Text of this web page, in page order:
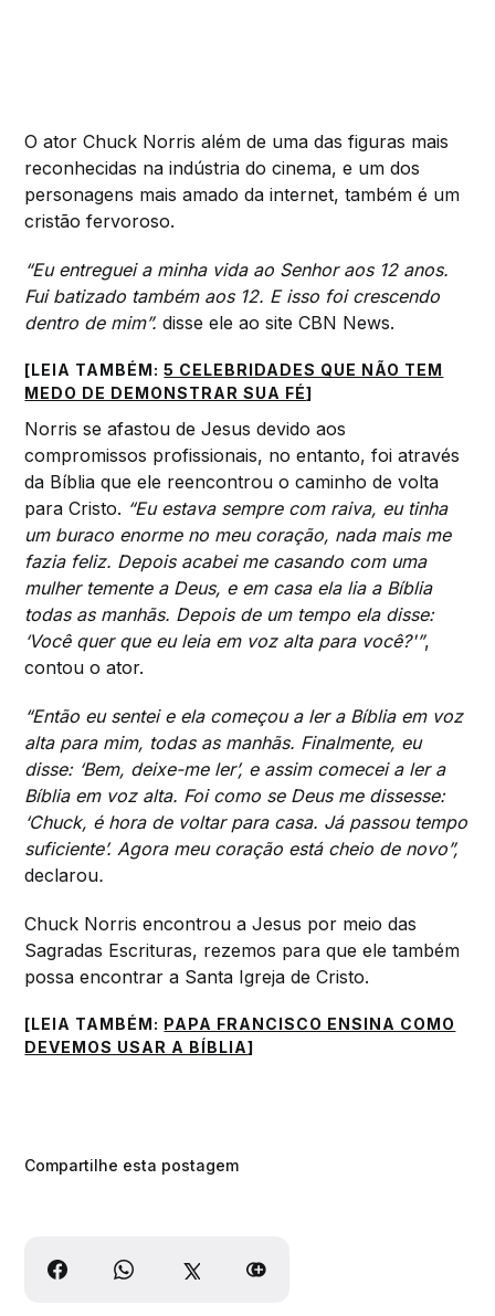
O ator Chuck Norris além de uma das figuras mais
reconhecidas na indústria do cinema, e um dos
personagens mais amado da internet, também é um
cristão fervoroso.
“Eu entreguei a minha vida ao Senhor aos 12 anos.
Fui batizado também aos 12. E isso foi crescendo
dentro de mim”.disse ele ao site CBN News.
[LEIA TAMBÉM:5 CELEBRIDADES QUE NÃO TEM
MEDO DE DEMONSTRAR SUA FÉ]
Norris se afastou de Jesus devido aos
compromissos profissionais, no entanto, foi através
da Bíblia que ele reencontrou o caminho de volta
para Cristo. “Eu estava sempre com raiva, eu tinha
um buraco enorme no meu coração, nada mais me
fazia feliz. Depois acabei me casando com uma
mulher temente a Deus, e em casa ela lia a Bíblia
todas as manhãs. Depois de um tempo ela disse:
‘Você quer que eu leia em voz alta para você?'”,
contou o ator.
“Então eu sentei e ela começou a ler a Bíblia em voz
alta para mim, todas as manhãs. Finalmente, eu
disse: ‘Bem, deixe-me ler’, e assim comecei a ler a
Bíblia em voz alta. Foi como se Deus me dissesse:
‘Chuck, é hora de voltar para casa. Já passou tempo
suficiente’. Agora meu coração está cheio de novo”,
declarou.
Chuck Norris encontrou a Jesus por meio das
Sagradas Escrituras, rezemos para que ele também
possa encontrar a Santa Igreja de Cristo.
[LEIA TAMBÉM: PAPA FRANCISCO ENSINA COMO
DEVEMOS USAR A BÍBLIA]
Compartilhe esta postagem